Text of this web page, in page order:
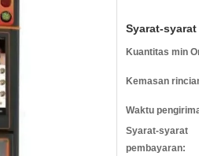
Syarat-
Kuantitas min
Kemasan
Waktu
Syarat-syarat
pembayaran: